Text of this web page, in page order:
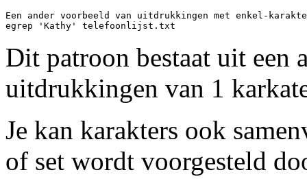
Een ander voorbeeld van uitdrukkingen met enkel-
Dit patroon bestaat uit een
uitdrukkingen van 1
Je kan karakters ook
of set wordt voorgesteld